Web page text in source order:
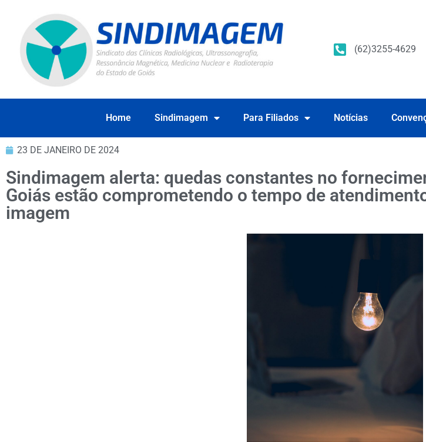
(62)3255-4629
Home Sindimagem Para Filiados Notícias
23 DE JANEIRO DE 2024
Sindimagem alerta: quedas constantes no
Goiás estão comprometendo o tempo de
imagem